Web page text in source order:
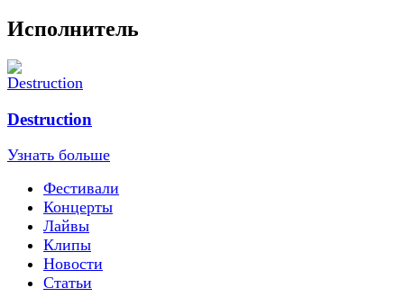
Исполнитель
Destruction
Узнать больше
Фестивали
Концерты
Лайвы
Клипы
Новости
Статьи